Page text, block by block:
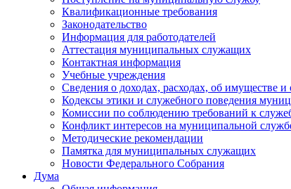
Квалификационные требования
Законодательство
Информация для работодателей
Аттестация муниципальных служащих
Контактная информация
Учебные учреждения
Сведения о доходах, расходах, об имуществе и
Кодексы этики и служебного поведения
Комиссии по соблюдению требований к
Конфликт интересов на муниципальной
Методические рекомендации
Памятка для муниципальных служащих
Новости Федерального Cобрания
Дума